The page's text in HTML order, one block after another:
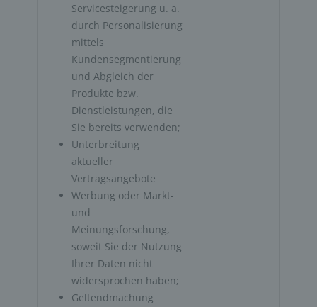
Servicesteigerung u. a.
durch Personalisierung
mittels
Kundensegmentierung
und Abgleich der
Produkte bzw.
Dienstleistungen, die
Sie bereits verwenden;
Unterbreitung
aktueller
Vertragsangebote
Werbung oder Markt-
und
Meinungsforschung,
soweit Sie der Nutzung
Ihrer Daten nicht
widersprochen haben;
Geltendmachung